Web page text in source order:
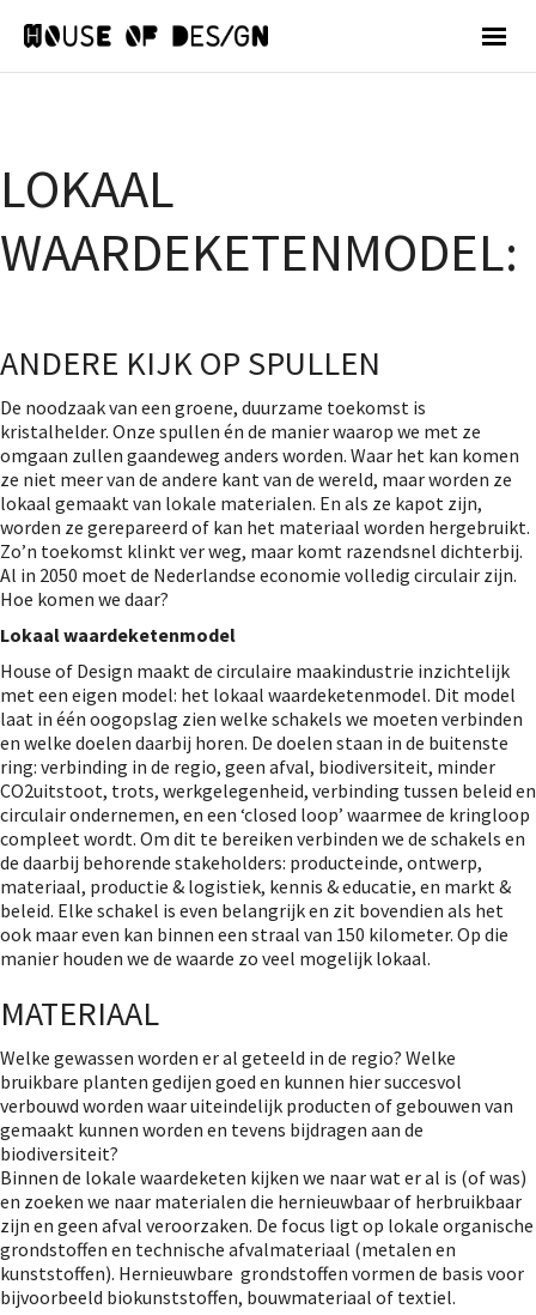
LOKAAL
WAARDEKETENMODEL:
ANDERE KIJK OP SPULLEN
De noodzaak van een groene, duurzame toekomst is
kristalhelder. Onze spullen én de manier waarop we met ze
omgaan zullen gaandeweg anders worden. Waar het kan komen
ze niet meer van de andere kant van de wereld, maar worden ze
lokaal gemaakt van lokale materialen. En als ze kapot zijn,
worden ze gerepareerd of kan het materiaal worden hergebruikt.
Zo’n toekomst klinkt ver weg, maar komt razendsnel dichterbij.
Al in 2050 moet de Nederlandse economie volledig circulair zijn.
Hoe komen we daar?
Lokaal waardeketenmodel
House of Design maakt de circulaire maakindustrie inzichtelijk
met een eigen model: het lokaal waardeketenmodel. Dit model
laat in één oogopslag zien welke schakels we moeten verbinden
en welke doelen daarbij horen. De doelen staan in de buitenste
ring: verbinding in de regio, geen afval, biodiversiteit, minder
CO2uitstoot, trots, werkgelegenheid, verbinding tussen beleid en
circulair ondernemen, en een ‘closed loop’ waarmee de kringloop
compleet wordt. Om dit te bereiken verbinden we de schakels en
de daarbij behorende stakeholders: producteinde, ontwerp,
materiaal, productie & logistiek, kennis & educatie, en markt &
beleid. Elke schakel is even belangrijk en zit bovendien als het
ook maar even kan binnen een straal van 150 kilometer. Op die
manier houden we de waarde zo veel mogelijk lokaal.
MATERIAAL
Welke gewassen worden er al geteeld in de regio? Welke
bruikbare planten gedijen goed en kunnen hier succesvol
verbouwd worden waar uiteindelijk producten of gebouwen van
gemaakt kunnen worden en tevens bijdragen aan de
biodiversiteit?
Binnen de lokale waardeketen kijken we naar wat er al is (of was)
en zoeken we naar materialen die hernieuwbaar of herbruikbaar
zijn en geen afval veroorzaken. De focus ligt op lokale organische
grondstoffen en technische afvalmateriaal (metalen en
kunststoffen). Hernieuwbare grondstoffen vormen de basis voor
bijvoorbeeld biokunststoffen, bouwmateriaal of textiel.